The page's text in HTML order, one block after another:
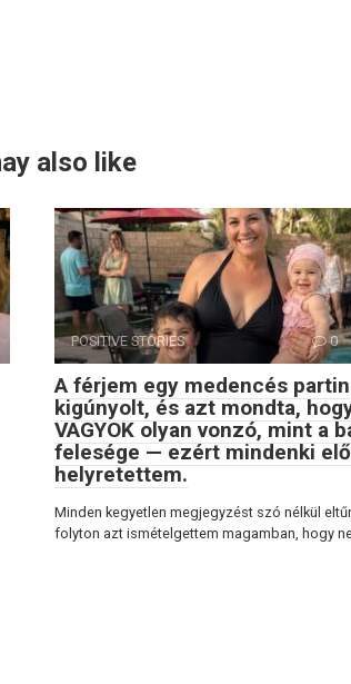
also like
POSITIVE STORIES 0
A férjem egy medencés partin
kigúnyolt, és azt mondta,
VAGYOK olyan vonzó, mint a
felesége — ezért mindenki
helyretettem.
Minden kegyetlen megjegyzést szó nélkül
folyton azt ismételgettem magamban, hogy